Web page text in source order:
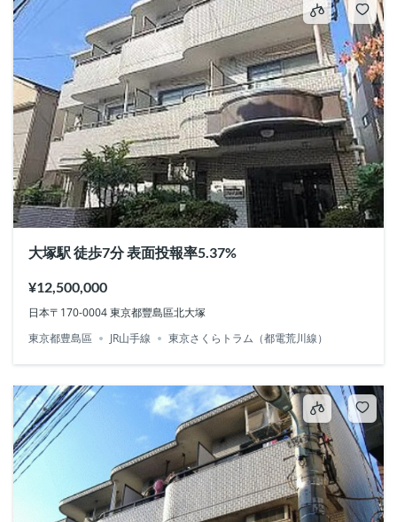
大塚駅 徒歩7分 表面投報率5.37%
¥12,500,000
日本〒170-0004 東京都豐島區北大塚
東京都豊島區
JR山手線 東京さくらトラム（都電荒川線）